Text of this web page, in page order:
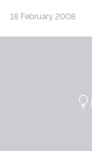
18 February 2008